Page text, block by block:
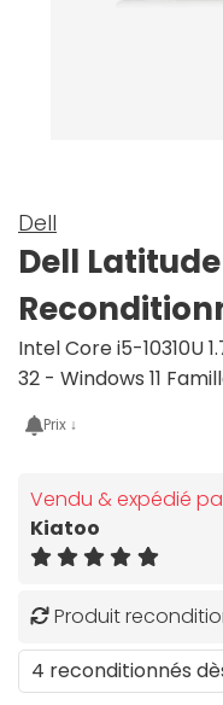
Dell
Dell Latitude
Intel Core i5-10310U
32 - Windows 11
Prix ↓
Vendu & expédié
Kiatoo
Produit
4 reconditionnés